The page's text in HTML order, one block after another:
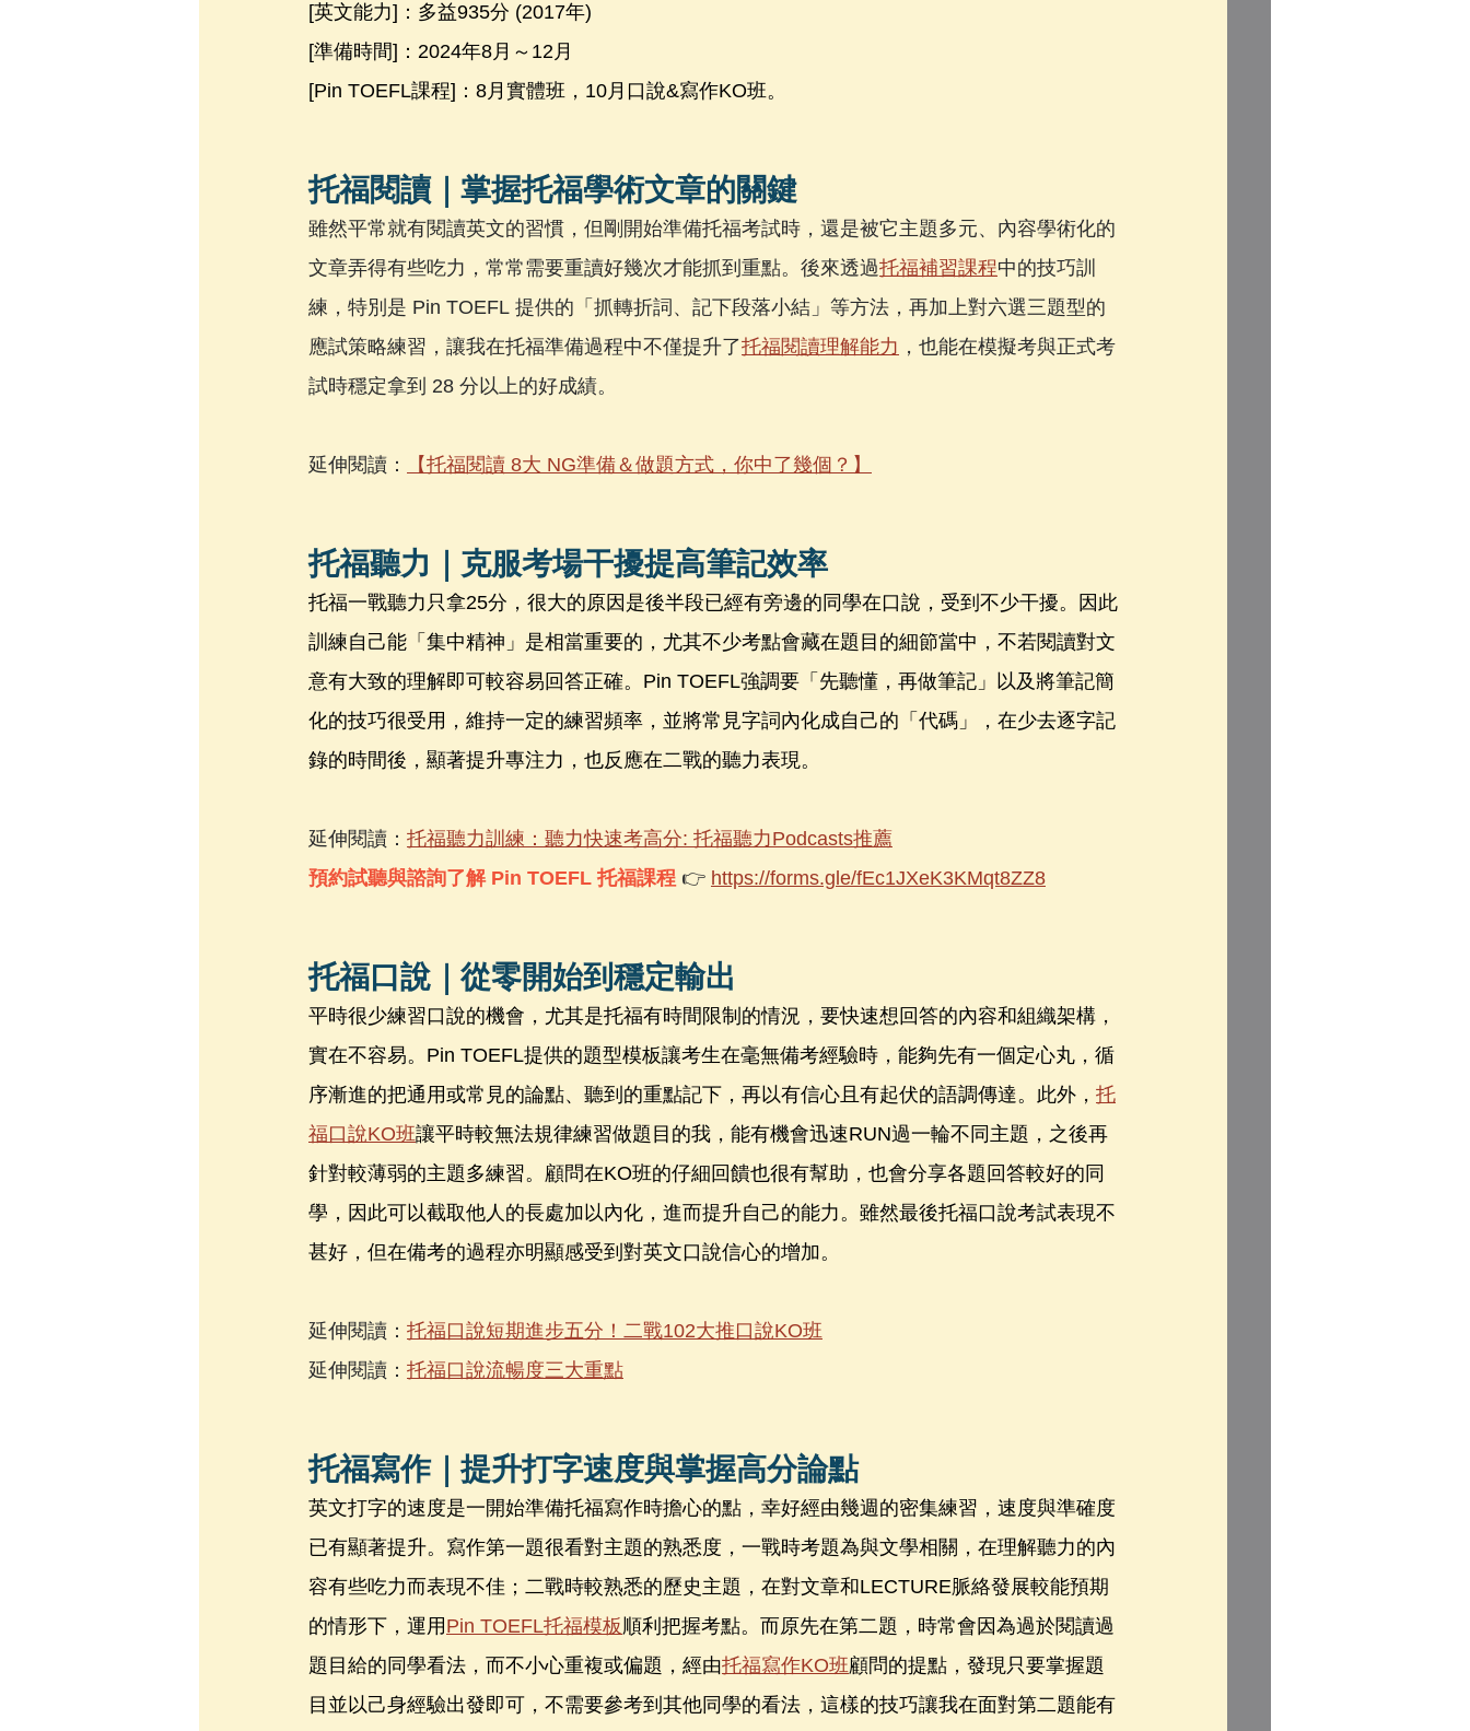
[英文能力]：多益935分 (2017年)
[準備時間]：2024年8月～12月
[Pin TOEFL課程]：8月實體班，10月口說&寫作KO班。
托福閱讀｜掌握托福學術文章的關鍵
雖然平常就有閱讀英文的習慣，但剛開始準備托福考試時，還是被它主題多元、內容學術化的
文章弄得有些吃力，常常需要重讀好幾次才能抓到重點。後來透過托福補習課程中的技巧訓
練，特別是 Pin TOEFL 提供的「抓轉折詞、記下段落小結」等方法，再加上對六選三題型的
應試策略練習，讓我在托福準備過程中不僅提升了托福閱讀理解能力 ，也能在模擬考與正式考
試時穩定拿到 28 分以上的好成績。
延伸閱讀： 【托福閱讀 8大 NG準備＆做題方式，你中了幾個？】
托福聽力｜克服考場干擾提高筆記效率
托福一戰聽力只拿25分，很大的原因是後半段已經有旁邊的同學在口說，受到不少干擾。因此
訓練自己能「集中精神」是相當重要的，尤其不少考點會藏在題目的細節當中，不若閱讀對文
意有大致的理解即可較容易回答正確。Pin TOEFL強調要「先聽懂，再做筆記」以及將筆記簡
化的技巧很受用，維持一定的練習頻率，並將常見字詞內化成自己的「代碼」，在少去逐字記
錄的時間後，顯著提升專注力，也反應在二戰的聽力表現。
延伸閱讀： 托福聽力訓練：聽力快速考高分: 托福聽力Podcasts推薦
預約試聽與諮詢了解 Pin TOEFL 托福課程 👉 https://forms.gle/fEc1JXeK3KMqt8ZZ8
托福口說｜從零開始到穩定輸出
平時很少練習口說的機會，尤其是托福有時間限制的情況，要快速想回答的內容和組織架構，
實在不容易。Pin TOEFL提供的題型模板讓考生在毫無備考經驗時，能夠先有一個定心丸，循
序漸進的把通用或常見的論點、聽到的重點記下，再以有信心且有起伏的語調傳達。此外， 托
福口說KO班讓平時較無法規律練習做題目的我，能有機會迅速RUN過一輪不同主題，之後再
針對較薄弱的主題多練習。顧問在KO班的仔細回饋也很有幫助，也會分享各題回答較好的同
學，因此可以截取他人的長處加以內化，進而提升自己的能力。雖然最後托福口說考試表現不
甚好，但在備考的過程亦明顯感受到對英文口說信心的增加。
延伸閱讀： 托福口說短期進步五分！二戰102大推口說KO班
延伸閱讀： 托福口說流暢度三大重點
托福寫作｜提升打字速度與掌握高分論點
英文打字的速度是一開始準備托福寫作時擔心的點，幸好經由幾週的密集練習，速度與準確度
已有顯著提升。寫作第一題很看對主題的熟悉度，一戰時考題為與文學相關，在理解聽力的內
容有些吃力而表現不佳；二戰時較熟悉的歷史主題，在對文章和LECTURE脈絡發展較能預期
的情形下，運用 Pin TOEFL托福模板順利把握考點。而原先在第二題，時常會因為過於閱讀過
題目給的同學看法，而不小心重複或偏題，經由托福寫作KO班顧問的提點，發現只要掌握題
目並以己身經驗出發即可，不需要參考到其他同學的看法，這樣的技巧讓我在面對第二題能有